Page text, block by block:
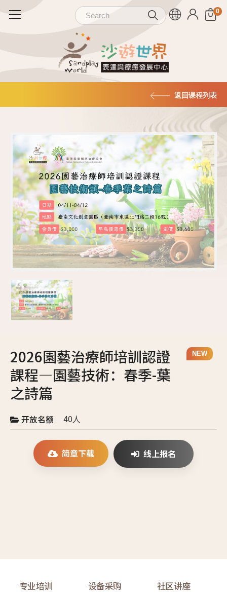
返回课程列表
2026園藝治療師培訓認證
課程—園藝技術：春季-葉
之詩篇
NEW
开放名额 40人
简章下载 线上报名
专业培训 设备采购 社区讲座